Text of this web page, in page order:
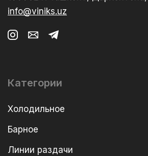
info@viniks.uz
Категории
Холодильное
Барное
Линии раздачи